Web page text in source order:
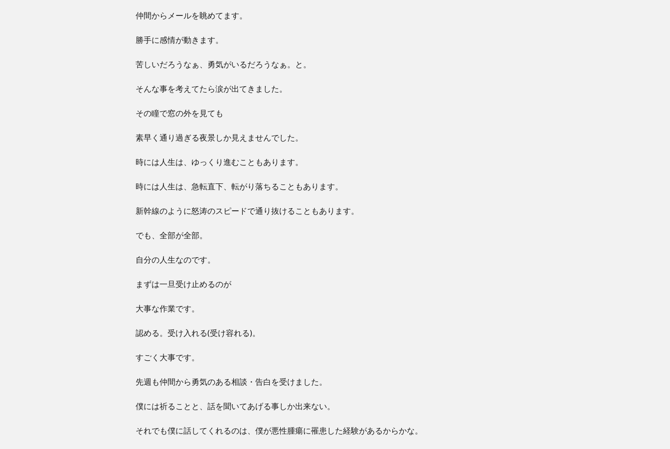
仲間からメールを眺めてます。
勝手に感情が動きます。
苦しいだろうなぁ、勇気がいるだろうなぁ。と。
そんな事を考えてたら涙が出てきました。
その瞳で窓の外を見ても
素早く通り過ぎる夜景しか見えませんでした。
時には人生は、ゆっくり進むこともあります。
時には人生は、急転直下、転がり落ちることもあります。
新幹線のように怒涛のスピードで通り抜けることもあります。
でも、全部が全部。
自分の人生なのです。
まずは一旦受け止めるのが
大事な作業です。
認める。受け入れる(受け容れる)。
すごく大事です。
先週も仲間から勇気のある相談・告白を受けました。
僕には祈ることと、話を聞いてあげる事しか出来ない。
それでも僕に話してくれるのは、僕が悪性腫瘍に罹患した経験があるからかな。